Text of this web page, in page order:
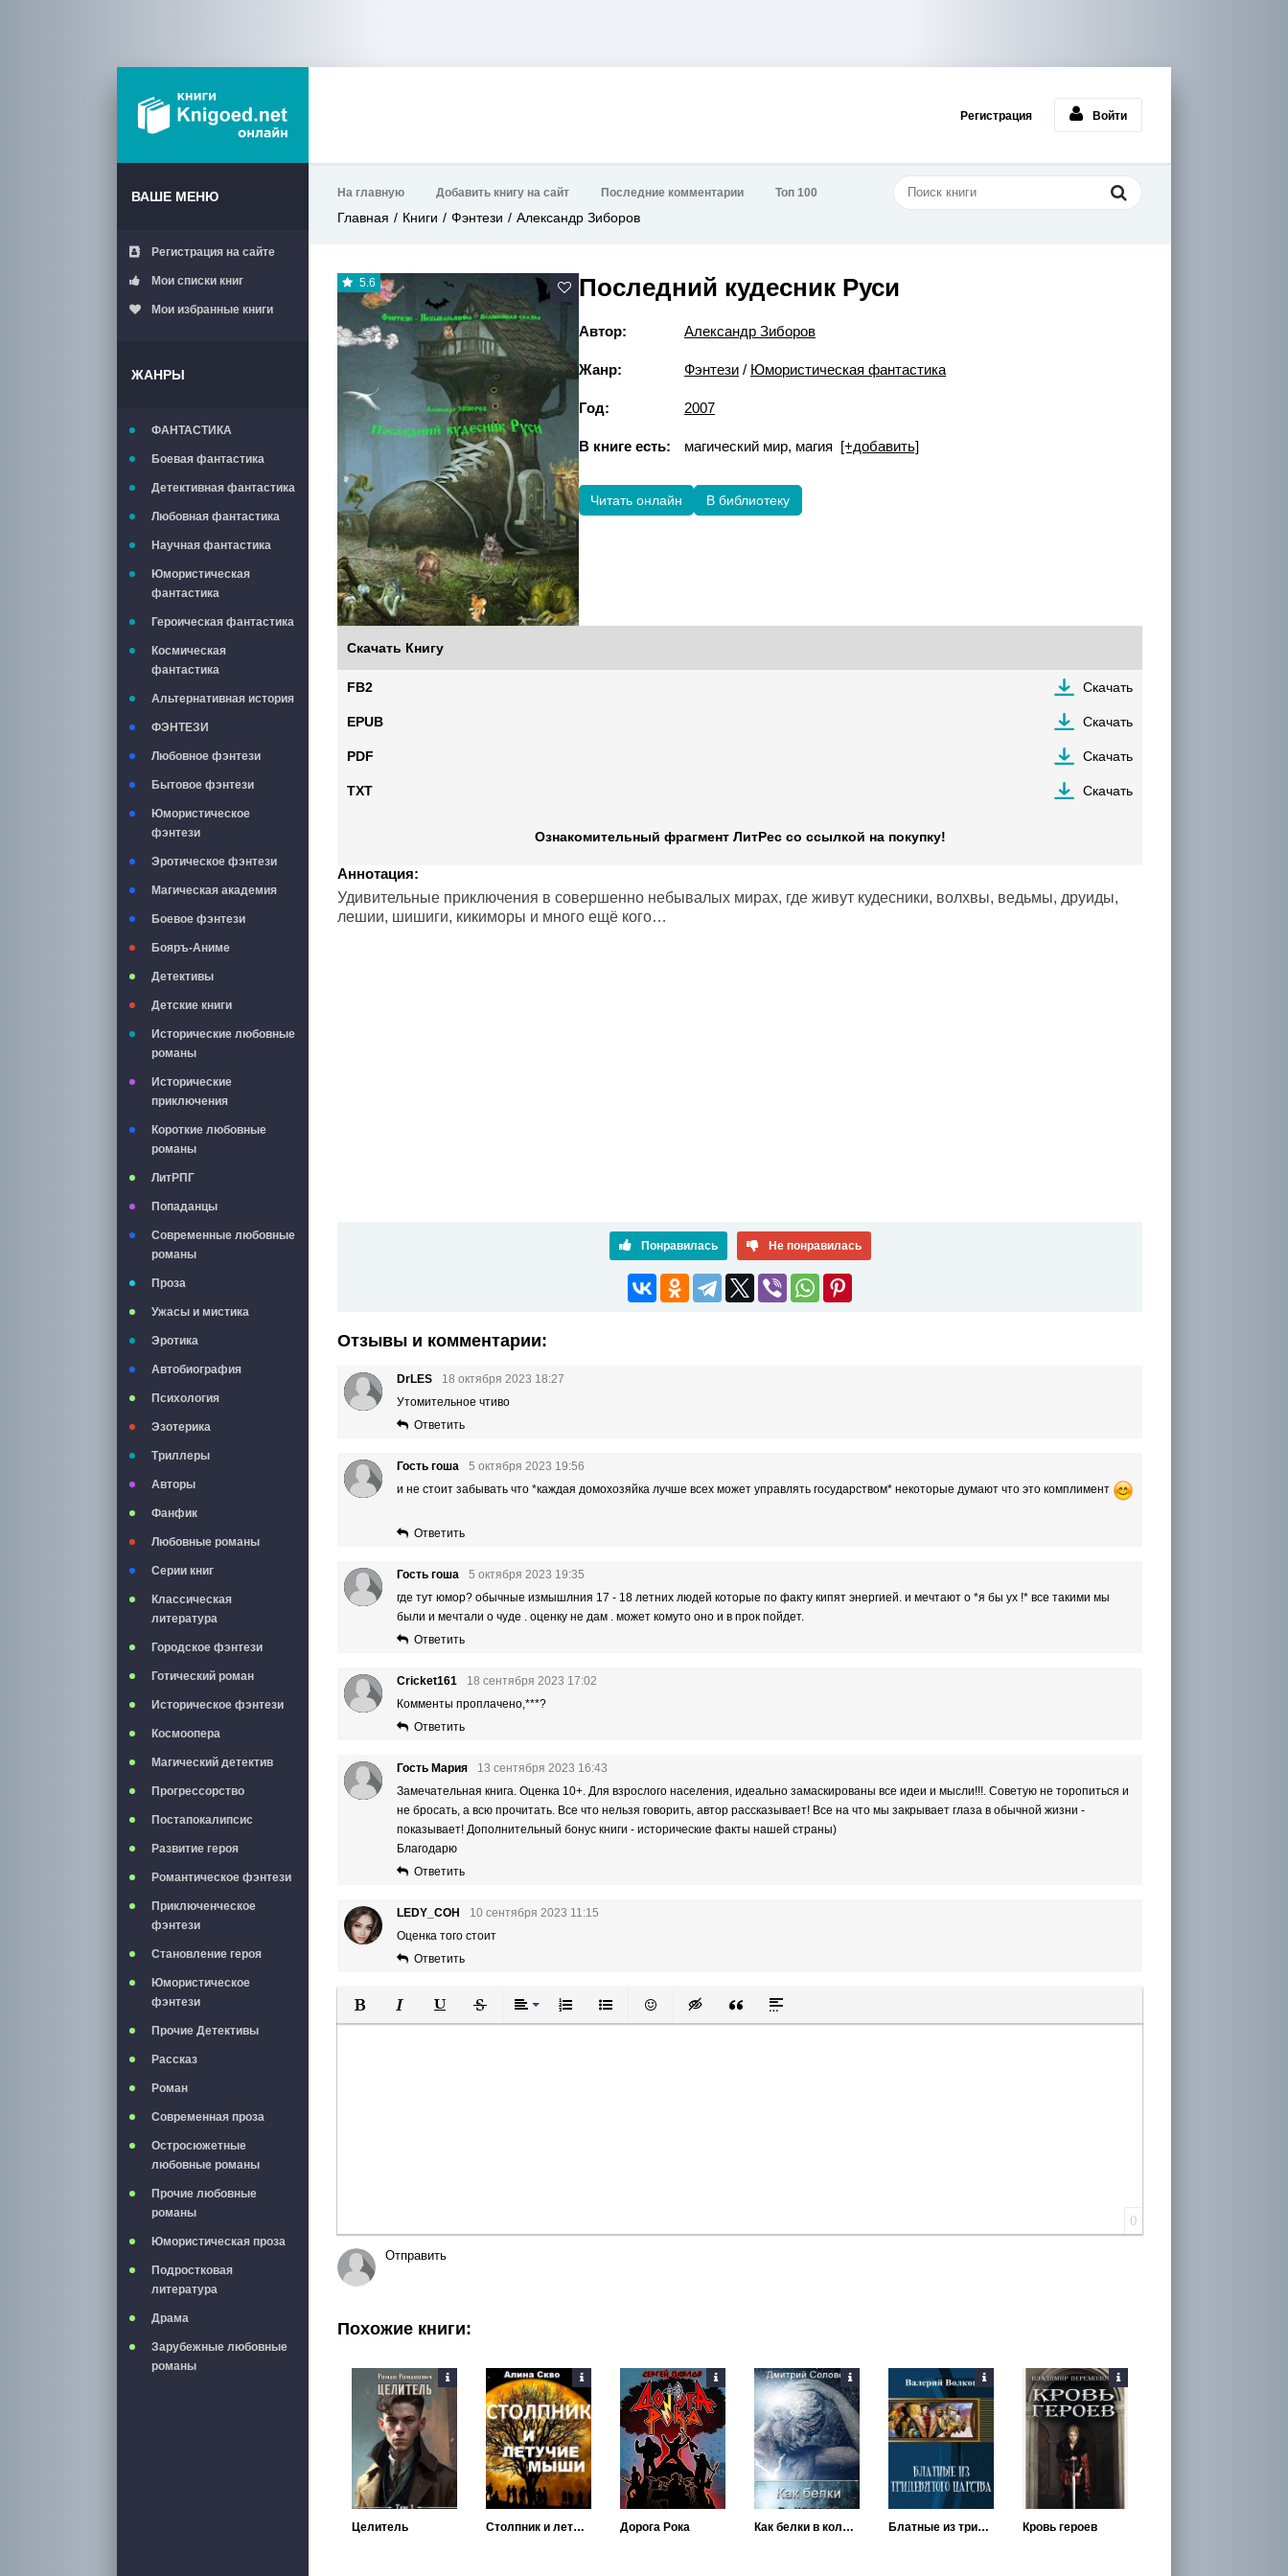
Регистрация Войти
ВАШЕ МЕНЮ
Регистрация на сайте
Мои списки книг
Мои избранные книги
ЖАНРЫ
ФАНТАСТИКА
Боевая фантастика
Детективная фантастика
Любовная фантастика
Научная фантастика
Юмористическая
фантастика
Героическая фантастика
Космическая
фантастика
Альтернативная история
ФЭНТЕЗИ
Любовное фэнтези
Бытовое фэнтези
Юмористическое
фэнтези
Эротическое фэнтези
Магическая академия
Боевое фэнтези
Бояръ-Аниме
Детективы
Детские книги
Исторические любовные
романы
Исторические
приключения
Короткие любовные
романы
ЛитРПГ
Попаданцы
Современные любовные
романы
Проза
Ужасы и мистика
Эротика
Автобиография
Психология
Эзотерика
Триллеры
Авторы
Фанфик
Любовные романы
Серии книг
Классическая
литература
Городское фэнтези
Готический роман
Историческое фэнтези
Космоопера
Магический детектив
Прогрессорство
Постапокалипсис
Развитие героя
Романтическое фэнтези
Приключенческое
фэнтези
Становление героя
Юмористическое
фэнтези
Прочие Детективы
Рассказ
Роман
Современная проза
Остросюжетные
любовные романы
Прочие любовные
романы
Юмористическая проза
Подростковая
литература
Драма
Зарубежные любовные
романы
На главную Добавить книгу на сайт Последние комментарии Топ 100
Главная Книги Фэнтези Александр Зиборов
5.6 Последний кудесник Руси
Автор: Александр Зиборов
Жанр: Фэнтези / Юмористическая фантастика
Год: 2007
В книге есть: магический мир, магия [+добавить]
Читать онлайн В библиотеку
Скачать Книгу
FB2 Скачать
EPUB Скачать
PDF Скачать
TXT Скачать
Ознакомительный фрагмент ЛитРес со ссылкой на покупку!
Аннотация:
Удивительные приключения в совершенно небывалых мирах, где живут кудесники, волхвы, ведьмы, друиды,
лешии, шишиги, кикиморы и много ещё кого…
Понравилась Не понравилась
Отзывы и комментарии:
DrLES
18 октября 2023 18:27
Утомительное чтиво
Ответить
Гость гоша
5 октября 2023 19:56
и не стоит забывать что *каждая домохозяйка лучше всех может управлять государством* некоторые думают что это комплимент
Ответить
Гость гоша
5 октября 2023 19:35
где тут юмор? обычные измышлния 17 - 18 летних людей которые по факту кипят энергией. и мечтают о *я бы ух !* все такими мы
были и мечтали о чуде . оценку не дам . может комуто оно и в прок пойдет.
Ответить
Cricket161
18 сентября 2023 17:02
Комменты проплачено,***?
Ответить
Гость Мария
13 сентября 2023 16:43
Замечательная книга. Оценка 10+. Для взрослого населения, идеально замаскированы все идеи и мысли!!!. Советую не торопиться и
не бросать, а всю прочитать. Все что нельзя говорить, автор рассказывает! Все на что мы закрывает глаза в обычной жизни -
показывает! Дополнительный бонус книги - исторические факты нашей страны)
Благодарю
Ответить
LEDY_COH
10 сентября 2023 11:15
Оценка того стоит
Ответить
Полужирный
КурсивПодчеркнутый
ЗачеркнутыйВыравнивание
Нумерованный список
Маркированный список
Вставить смайлик
Вставка скрытого текста
Вставка цитаты
Вставка спойлера
0
Отправить
Похожие книги:
Целитель Столпник и летучие мыши Дорога Рока Как белки в колесе Блатные из тридевятого царства Кровь героев